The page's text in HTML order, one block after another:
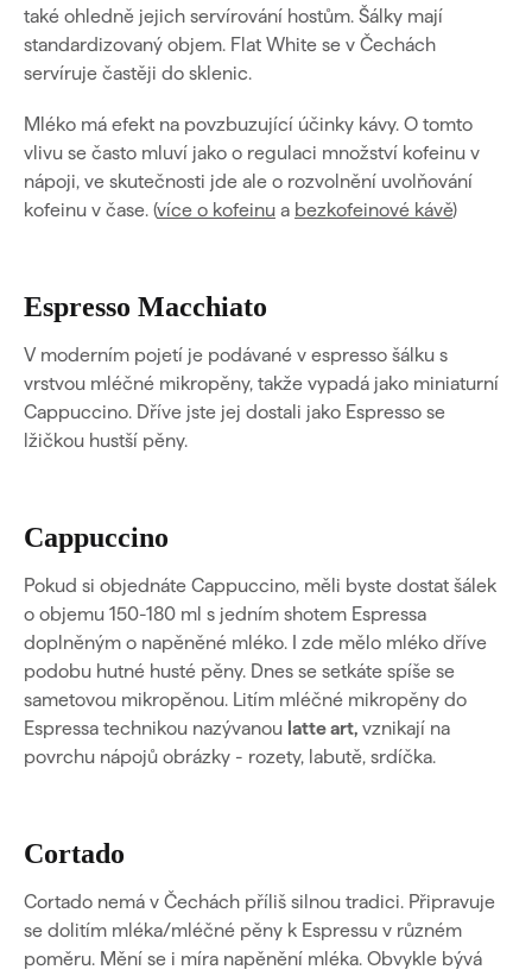
také ohledně jejich servírování hostům. Šálky mají
standardizovaný objem. Flat White se v Čechách
servíruje častěji do sklenic.
Mléko má efekt na povzbuzující účinky kávy. O tomto
vlivu se často mluví jako o regulaci množství kofeinu v
nápoji, ve skutečnosti jde ale o rozvolnění uvolňování
kofeinu v čase. (více o kofeinu a bezkofeinové kávě)
Espresso Macchiato
V moderním pojetí je podávané v espresso šálku s
vrstvou mléčné mikropěny, takže vypadá jako miniaturní
Cappuccino. Dříve jste jej dostali jako Espresso se
lžičkou hustší pěny.
Cappuccino
Pokud si objednáte Cappuccino, měli byste dostat šálek
o objemu 150-180 ml s jedním shotem Espressa
doplněným o napěněné mléko. I zde mělo mléko dříve
podobu hutné husté pěny. Dnes se setkáte spíše se
sametovou mikropěnou. Litím mléčné mikropěny do
Espressa technikou nazývanou latte art, vznikají na
povrchu nápojů obrázky - rozety, labutě, srdíčka.
Cortado
Cortado nemá v Čechách příliš silnou tradici. Připravuje
se dolitím mléka/mléčné pěny k Espressu v různém
poměru. Mění se i míra napěnění mléka. Obvykle bývá